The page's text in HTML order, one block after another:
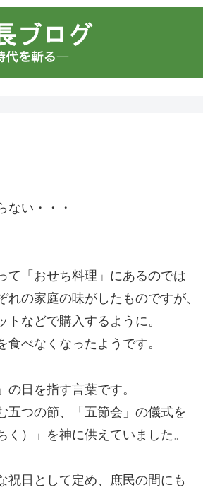
ない・・・
て「おせち料理」にあるのでは
の家庭の味がしたものですが、
などで購入するように。
べなくなったようです。
の日を指す言葉です。
五つの節、「五節会」の儀式を
）」を神に供えていました。
祝日として定め、庶民の間にも